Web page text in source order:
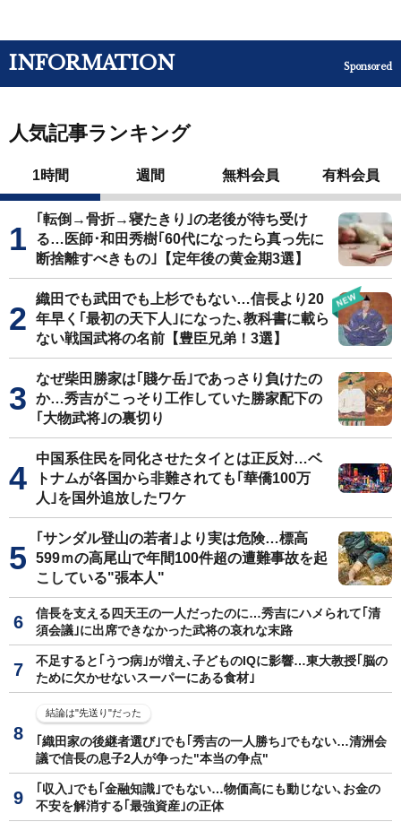
INFORMATION Sponsored
人気記事ランキング
1時間 週間 無料会員 有料会員
｢転倒→骨折→寝たきり｣の老後が待ち受け
る…医師･和田秀樹｢60代になったら真っ先に
断捨離すべきもの｣【定年後の黄金期3選】
織田でも武田でも上杉でもない…信長より20
年早く｢最初の天下人｣になった､教科書に載ら
ない戦国武将の名前【豊臣兄弟！3選】
なぜ柴田勝家は｢賤ケ岳｣であっさり負けたの
か…秀吉がこっそり工作していた勝家配下の
｢大物武将｣の裏切り
中国系住民を同化させたタイとは正反対…ベ
トナムが各国から非難されても｢華僑100万
人｣を国外追放したワケ
｢サンダル登山の若者｣より実は危険…標高
599ｍの高尾山で年間100件超の遭難事故を起
こしている"張本人"
信長を支える四天王の一人だったのに…秀吉にハメられて｢清
須会議｣に出席できなかった武将の哀れな末路
不足すると｢うつ病｣が増え､子どものIQに影響…東大教授｢脳の
ために欠かせないスーパーにある食材｣
結論は"先送り"だった
｢織田家の後継者選び｣でも｢秀吉の一人勝ち｣でもない…清洲会
議で信長の息子2人が争った"本当の争点"
｢収入｣でも｢金融知識｣でもない…物価高にも動じない､お金の
不安を解消する｢最強資産｣の正体